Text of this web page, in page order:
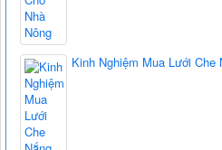
Kinh Nghiệm Mua Lưới